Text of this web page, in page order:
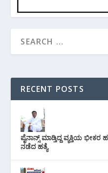
RECENT POSTS
ಪೈನಾನ್ಸ್ ಮಾಡ್ತಿದ್ದ ವ್ಯಕ್ತಿಯ
ನಡೆದ ಹತ್ಯೆ